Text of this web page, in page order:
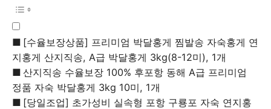
[수율보장상품] 프리미엄 박달홍게 찜발송 자숙홍게 연
지홍게 산지직송, A급 박달홍게 3kg(8-12미), 1개
산지직송 수율보장 100% 후포항 동해 A급 프리미엄
정품 자숙 박달홍게 3kg 10미, 1개
[당일조업] 초가성비 실속형 포항 구룡포 자숙 연지홍